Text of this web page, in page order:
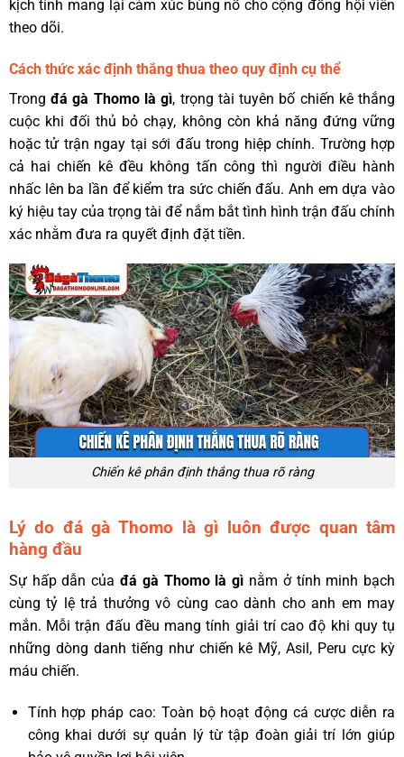
kịch tính mang lại cảm xúc bùng nổ cho cộng đồng hội viên
theo dõi.
Cách thức xác định thắng thua theo quy định cụ thể
Trongđá gà Thomo là gì, trọng tài tuyên bố chiến kê thắng
cuộc khi đối thủ bỏ chạy, không còn khả năng đứng vững
hoặc tử trận ngay tại sới đấu trong hiệp chính. Trường hợp
cả hai chiến kê đều không tấn công thì người điều hành
nhấc lên ba lần để kiểm tra sức chiến đấu. Anh em dựa vào
ký hiệu tay của trọng tài để nắm bắt tình hình trận đấu chính
xác nhằm đưa ra quyết định đặt tiền.
Chiến kê phân định thắng thua rõ ràng
Lý do đá gà Thomo là gì luôn được quan tâm
hàng đầu
Sự hấp dẫn của đá gà Thomo là gì nằm ở tính minh bạch
cùng tỷ lệ trả thưởng vô cùng cao dành cho anh em may
mắn. Mỗi trận đấu đều mang tính giải trí cao độ khi quy tụ
những dòng danh tiếng như chiến kê Mỹ, Asil, Peru cực kỳ
máu chiến.
Tính hợp pháp cao: Toàn bộ hoạt động cá cược diễn ra
công khai dưới sự quản lý từ tập đoàn giải trí lớn giúp